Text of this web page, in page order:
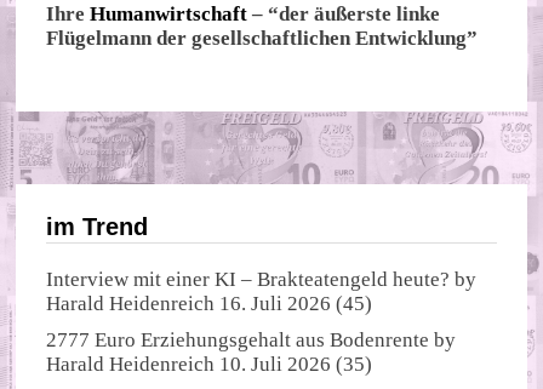
IhreHumanwirtschaft – “der äußerste linke
Flügelmann der gesellschaftlichen Entwicklung”
im Trend
Interview mit einer KI – Brakteatengeld heute? by
Harald Heidenreich 16. Juli 2026 (45)
2777 Euro Erziehungsgehalt aus Bodenrente by
Harald Heidenreich 10. Juli 2026 (35)